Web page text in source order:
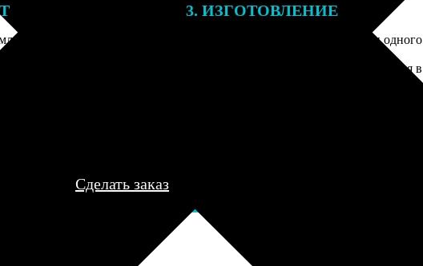
заказа с вами свяжется
для обсуждения деталей
согласования и
заказа по телефону и
мы приступим к его
3. ИЗГОТОВЛЕНИЕ
Все заказы выполняются в течении одного
рабочего дня, после чего передаются
курьеру для доставки либо отправляются в
Сделать заказ